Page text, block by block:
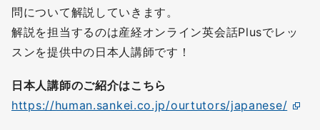
問について解説していきます。
解説を担当するのは産経オンライン英会話Plusでレッ
スンを提供中の日本人講師です！
日本人講師のご紹介はこちら
https://human.sankei.co.jp/ourtutors/japanese/